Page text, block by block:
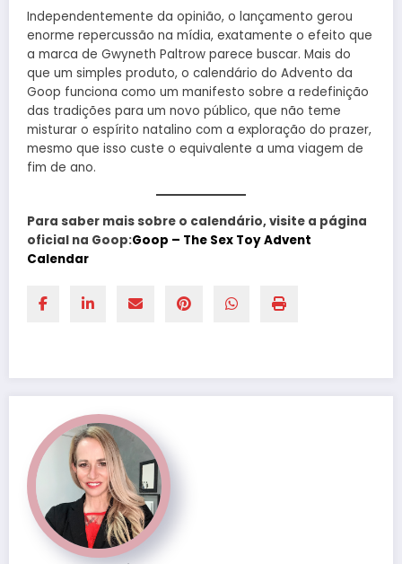
Independentemente da opinião, o lançamento gerou
enorme repercussão na mídia, exatamente o efeito que
a marca de Gwyneth Paltrow parece buscar. Mais do
que um simples produto, o calendário do Advento da
Goop funciona como um manifesto sobre a redefinição
das tradições para um novo público, que não teme
misturar o espírito natalino com a exploração do prazer,
mesmo que isso custe o equivalente a uma viagem de
fim de ano.
Para saber mais sobre o calendário, visite a página
oficial na Goop:Goop – The Sex Toy Advent
Calendar